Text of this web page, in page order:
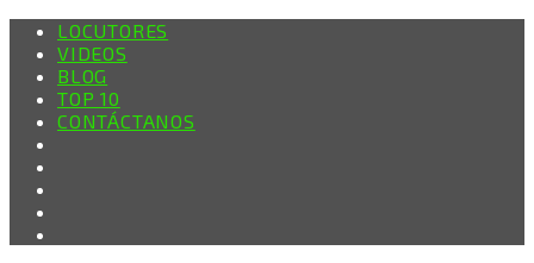
LOCUTORES
VIDEOS
BLOG
TOP 10
CONTÁCTANOS